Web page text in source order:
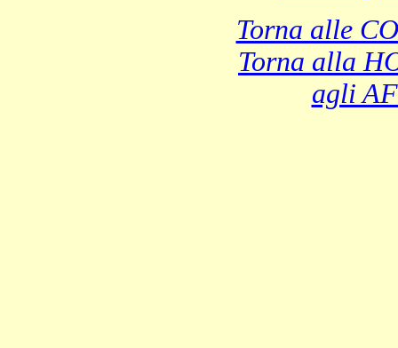
Torna alle
Torna alla
agli